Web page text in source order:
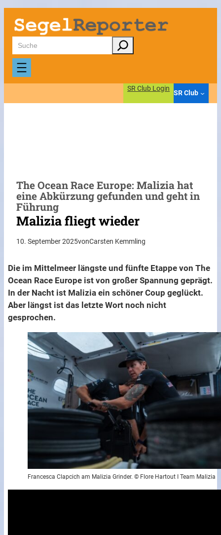
Zum
Inhalt
springen
Suchen
SR Club Login
SR Club
The Ocean Race Europe: Malizia hat
eine Abkürzung gefunden und geht in
Führung
Malizia fliegt wieder
10. September 2025vonCarsten Kemmling
Die im Mittelmeer längste und fünfte Etappe von The
Ocean Race Europe ist von großer Spannung geprägt.
In der Nacht ist Malizia ein schöner Coup geglückt.
Aber längst ist das letzte Wort noch nicht
gesprochen.
Francesca Clapcich am Malizia Grinder. © Flore Hartout I Team Malizia